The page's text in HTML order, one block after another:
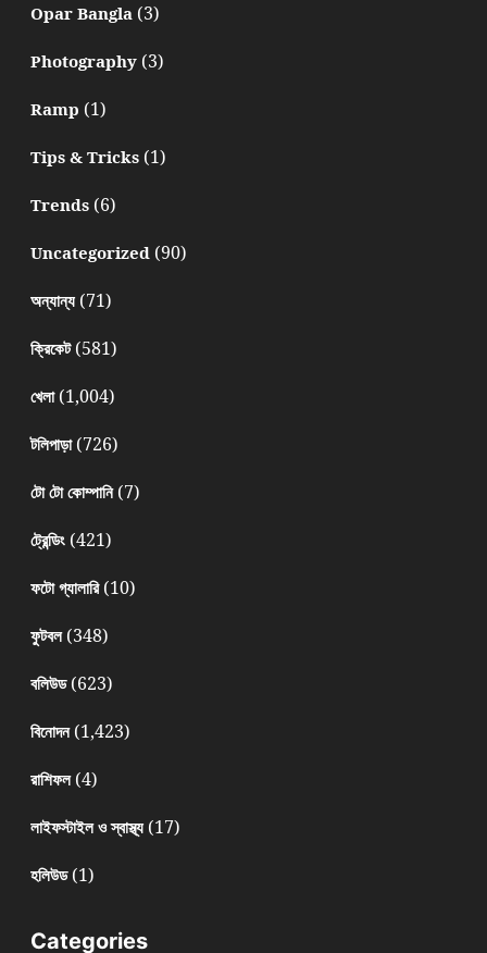
Opar Bangla(3)
Photography(3)
Ramp (1)
Tips & Tricks(1)
Trends(6)
Uncategorized(90)
অন্যান্য(71)
ক্রিকেট(581)
খেলা(1,004)
টলিপাড়া(726)
টো টো কোম্পানি(7)
ট্রেন্ডিং(421)
ফটো গ্যালারি(10)
ফুটবল(348)
বলিউড(623)
বিনোদন(1,423)
রাশিফল(4)
লাইফস্টাইল ও স্বাস্থ্য(17)
হলিউড(1)
Categories